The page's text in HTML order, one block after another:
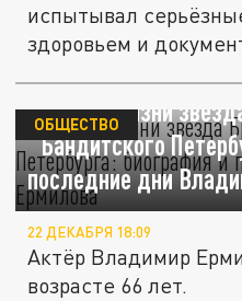
испытывал
здоровьем и
Ушёл из жизни
"Бандитского
последние дни
ОБЩЕСТВО
22 ДЕКАБРЯ 18:09
Актёр Владимир
возрасте 66 лет.